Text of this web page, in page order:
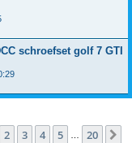
schroefset golf 7 GTI
van 20
2 3 4 5 20